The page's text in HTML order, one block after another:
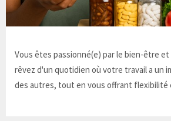
Vous êtes passionné(e) par le bien-être et
rêvez d'un quotidien où votre travail a un
des autres, tout en vous offrant flexibilité